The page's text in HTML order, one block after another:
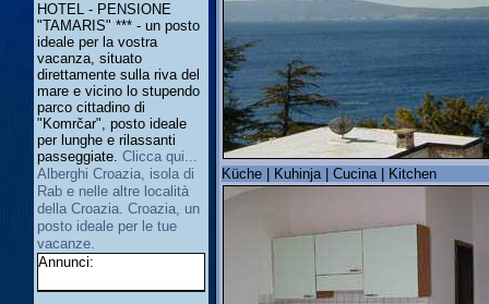
HOTEL - PENSIONE
"TAMARIS" *** - un posto
ideale per la vostra
vacanza, situato
direttamente sulla riva del
mare e vicino lo stupendo
parco cittadino di
"Komrčar", posto ideale
per lunghe e rilassanti
passeggiate. Clicca qui...
Alberghi Croazia, isola di
Rab e nelle altre località
della Croazia. Croazia, un
posto ideale per le tue
vacanze.
Annunci:
Küche | Kuhinja | Cucina | Kitchen